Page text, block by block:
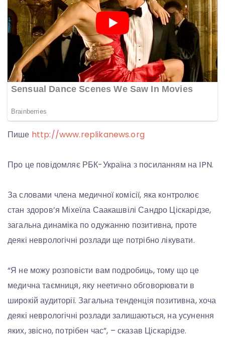
Пише http://www.replikanews.org
Про це повідомляє РБК-Україна з посиланням на IPN.
За словами члена медичної комісії, яка контролює
стан здоров’я Міхеїла Саакашвілі Сандро Ціскарідзе,
загальна динаміка по одужанню позитивна, проте
деякі неврологічні розлади ще потрібно лікувати.
“Я не можу розповісти вам подробиць, тому що це
медична таємниця, яку неетично обговорювати в
широкій аудиторії. Загальна тенденція позитивна, хоча
деякі неврологічні розлади залишаються, на усунення
яких, звісно, потрібен час”, – сказав Ціскарідзе.